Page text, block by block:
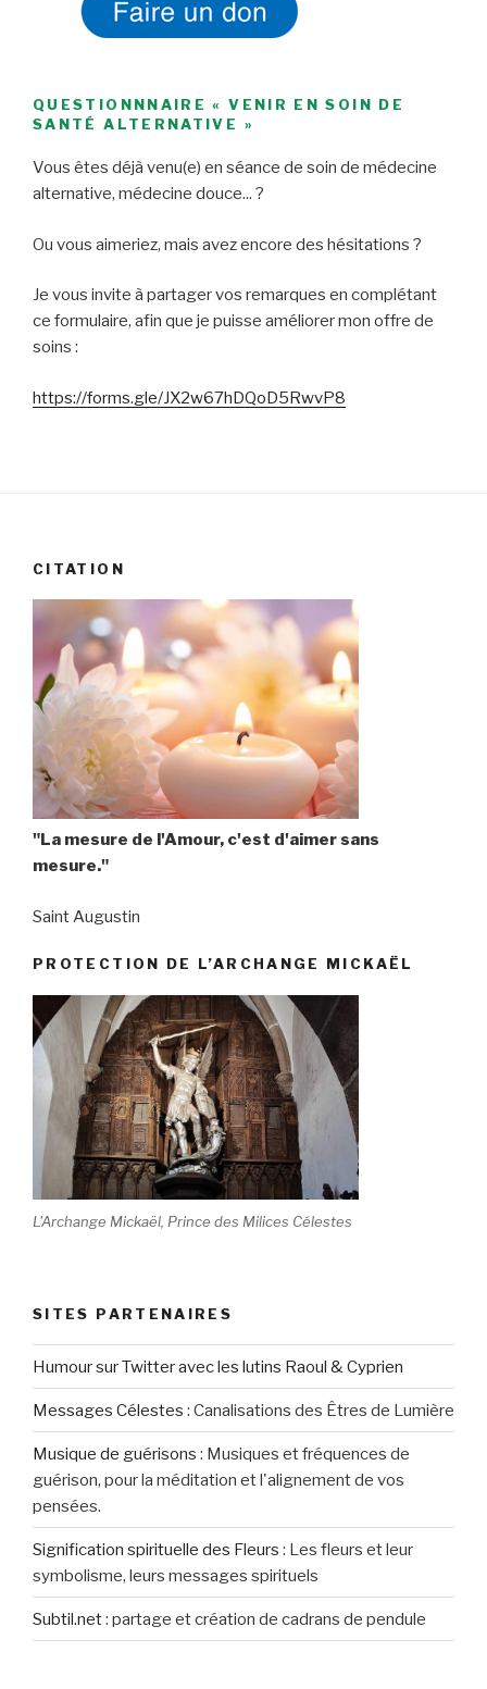
QUESTIONNNAIRE « VENIR EN SOIN DE
SANTÉ ALTERNATIVE »
Vous êtes déjà venu(e) en séance de soin de médecine
alternative, médecine douce... ?
Ou vous aimeriez, mais avez encore des hésitations ?
Je vous invite à partager vos remarques en complétant
ce formulaire, afin que je puisse améliorer mon offre de
soins :
https://forms.gle/JX2w67hDQoD5RwvP8
CITATION
"La mesure de l'Amour, c'est d'aimer sans
mesure."
Saint Augustin
PROTECTION DE L’ARCHANGE MICKAËL
L'Archange Mickaël, Prince des Milices Célestes
SITES PARTENAIRES
Humour sur Twitter avec les lutins Raoul & Cyprien
Messages Célestes : Canalisations des Êtres de Lumière
Musique de guérisons : Musiques et fréquences de
guérison, pour la méditation et l'alignement de vos
pensées.
Signification spirituelle des Fleurs : Les fleurs et leur
symbolisme, leurs messages spirituels
Subtil.net: partage et création de cadrans de pendule